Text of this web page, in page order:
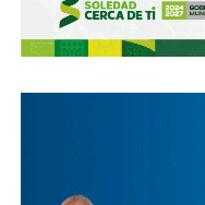
lo que se podría decir
dejando el control de la
al
modificar el contrato
Agua abrió un